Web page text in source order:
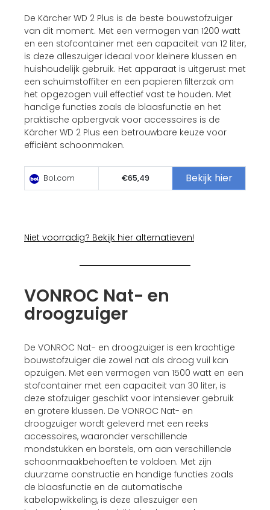
De Kärcher WD 2 Plus is de beste bouwstofzuiger
van dit moment. Met een vermogen van 1200 watt
en een stofcontainer met een capaciteit van 12 liter,
is deze alleszuiger ideaal voor kleinere klussen en
huishoudelijk gebruik. Het apparaat is uitgerust met
een schuimstoffilter en een papieren filterzak om
het opgezogen vuil effectief vast te houden. Met
handige functies zoals de blaasfunctie en het
praktische opbergvak voor accessoires is de
Kärcher WD 2 Plus een betrouwbare keuze voor
efficiënt schoonmaken.
Bol.com €65,49 Bekijk hier
Niet voorradig? Bekijk hier alternatieven!
VONROC Nat- en
droogzuiger
De VONROC Nat- en droogzuiger is een krachtige
bouwstofzuiger die zowel nat als droog vuil kan
opzuigen. Met een vermogen van 1500 watt en een
stofcontainer met een capaciteit van 30 liter, is
deze stofzuiger geschikt voor intensiever gebruik
en grotere klussen. De VONROC Nat- en
droogzuiger wordt geleverd met een reeks
accessoires, waaronder verschillende
mondstukken en borstels, om aan verschillende
schoonmaakbehoeften te voldoen. Met zijn
duurzame constructie en handige functies zoals
de blaasfunctie en de automatische
kabelopwikkeling, is deze alleszuiger een